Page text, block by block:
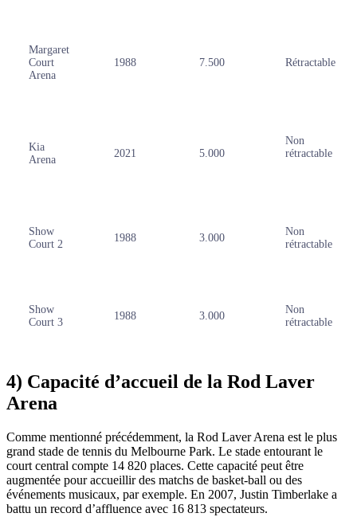
Margaret
Court
Arena
1988 7.500 Rétractable
Kia
Arena
2021 5.000
Non
rétractable
Show
Court 2
1988 3.000
Non
rétractable
Show
Court 3
1988 3.000
Non
rétractable
4) Capacité d’accueil de la Rod Laver
Arena
Comme mentionné précédemment, la Rod Laver Arena est le plus
grand stade de tennis du Melbourne Park. Le stade entourant le
court central compte 14 820 places. Cette capacité peut être
augmentée pour accueillir des matchs de basket-ball ou des
événements musicaux, par exemple. En 2007, Justin Timberlake a
battu un record d’affluence avec 16 813 spectateurs.